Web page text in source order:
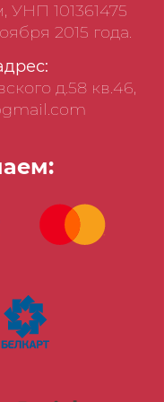
101361475
2015 года.
д.58 кв.46,